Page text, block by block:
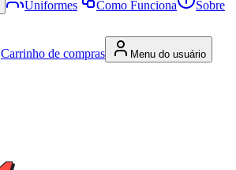
Uniformes Como Funciona
Sobre
Carrinho de compras Menu do usuário